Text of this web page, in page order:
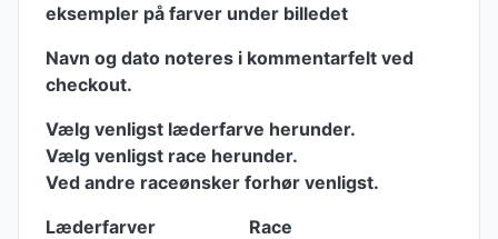
eksempler på farver under billedet
Navn og dato noteres i kommentarfelt ved
checkout.
Vælg venligst læderfarve herunder.
Vælg venligst race herunder.
Ved andre raceønsker forhør venligst.
Læderfarver
Race